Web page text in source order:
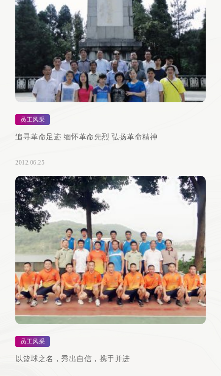
员工风采
追寻革命足迹 缅怀革命先烈 弘扬革命精神
2012.06.25
员工风采
以篮球之名，秀出自信，携手并进